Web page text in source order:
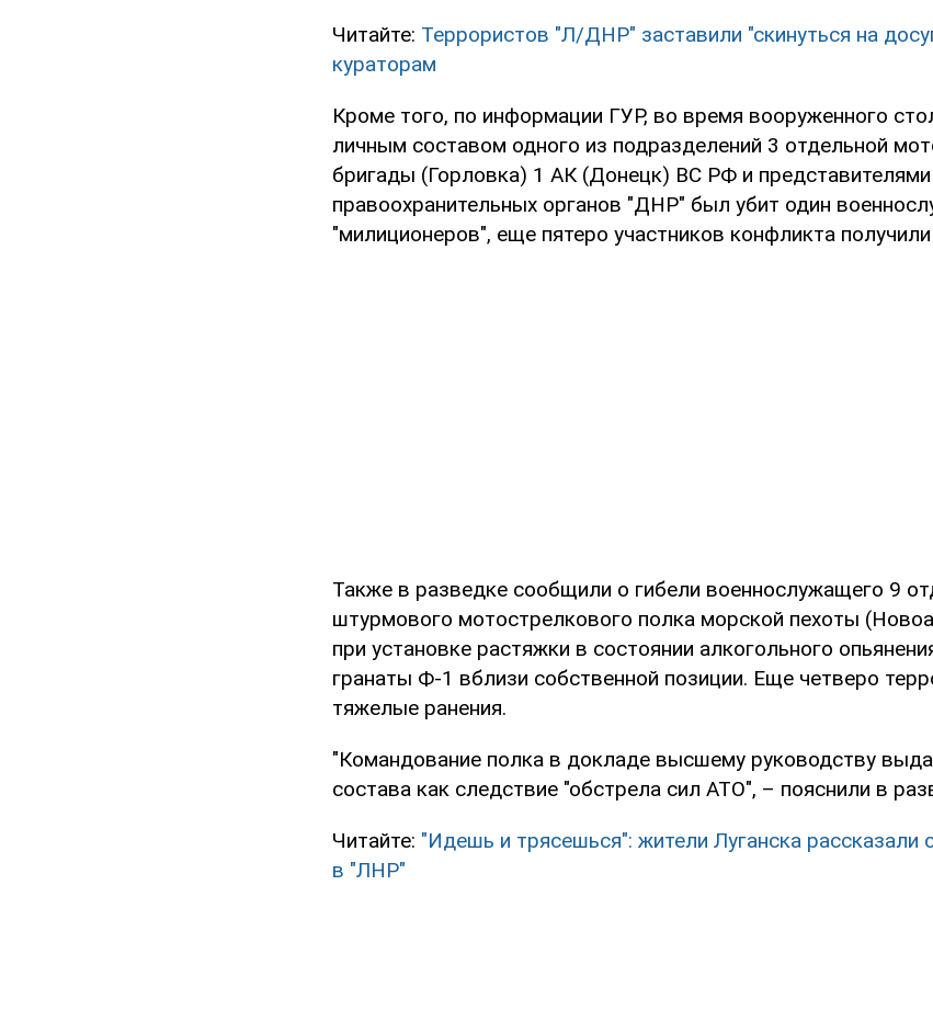
Читайте: Террористов "Л/ДНР" заставили "скинуться на
кураторам
Кроме того, по информации ГУР, во время вооруженного
личным составом одного из подразделений 3 отдельной
бригады (Горловка) 1 АК (Донецк) ВС РФ и представителями
правоохранительных органов "ДНР" был убит один
"милиционеров", еще пятеро участников конфликта получили
Также в разведке сообщили о гибели военнослужащего 9
штурмового мотострелкового полка морской пехоты
при установке растяжки в состоянии алкогольного
гранаты Ф-1 вблизи собственной позиции. Еще четверо
тяжелые ранения.
"Командование полка в докладе высшему руководству
состава как следствие "обстрела сил АТО", – пояснили в
Читайте: "Идешь и трясешься": жители Луганска рассказали
в "ЛНР"